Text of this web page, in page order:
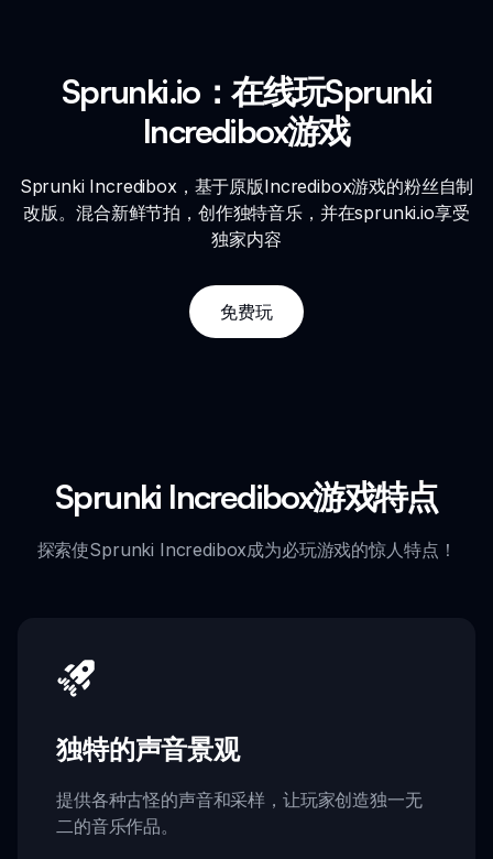
Sprunki.io：在线玩Sprunki
Incredibox游戏
Sprunki Incredibox，基于原版Incredibox游戏的粉丝自制
改版。混合新鲜节拍，创作独特音乐，并在sprunki.io享受
独家内容
免费玩
Sprunki Incredibox游戏特点
探索使Sprunki Incredibox成为必玩游戏的惊人特点！
独特的声音景观
提供各种古怪的声音和采样，让玩家创造独一无
二的音乐作品。